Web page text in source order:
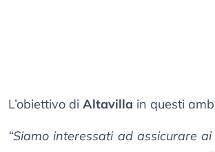
L’obiettivo di Altavilla in questi
“Siamo interessati ad assicurare